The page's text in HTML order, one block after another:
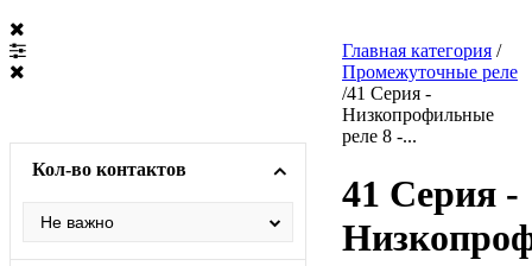
Кол-во контактов
Главная категория /
Промежуточные реле
/41 Серия -
Низкопрофильные
реле 8 -...
41 Серия -